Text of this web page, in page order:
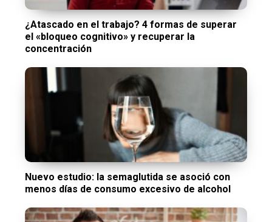
¿Atascado en el trabajo? 4 formas de superar
el «bloqueo cognitivo» y recuperar la
concentración
Nuevo estudio: la semaglutida se asoció con
menos días de consumo excesivo de alcohol